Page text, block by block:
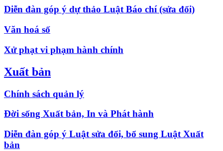
Diễn đàn góp ý dự thảo Luật Báo chí (sửa đổi)
Văn hoá số
Xử phạt vi phạm hành chính
Xuất bản
Chính sách quản lý
Đời sống Xuất bản, In và Phát hành
Diễn đàn góp ý Luật sửa đổi, bổ sung Luật Xuất
bản